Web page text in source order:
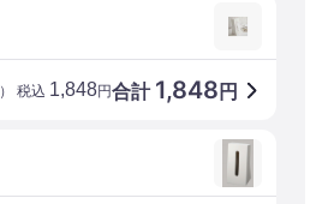
合計 1,848 円
） 税込 1,848円